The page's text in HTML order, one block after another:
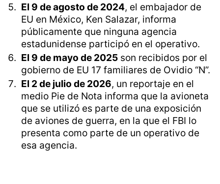
El 9 de agosto de 2024, el embajador de
EU en México, Ken Salazar, informa
públicamente que ninguna agencia
estadunidense participó en el operativo.
El 9 de mayo de 2025 son recibidos por el
gobierno de EU 17 familiares de Ovidio “N”.
El 2 de julio de 2026, un reportaje en el
medio Pie de Nota informa que la avioneta
que se utilizó es parte de una exposición
de aviones de guerra, en la que el FBI lo
presenta como parte de un operativo de
esa agencia.